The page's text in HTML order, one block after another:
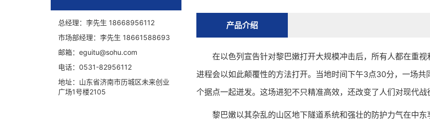
总经理：李先生 18668956112
市场部经理：李先生 18661588693
邮箱： eguitu@sohu.com
电话： 0531-82956112
地址： 山东省济南市历城区未来创业
广场1号楼2105
产品介绍
在以色列宣告针对黎巴嫩打开大规模冲击后，所有人都在重视
进程会以如此颠覆性的方法打开。当地时间下午3点30分，一场
个据点一起迸发。这场进犯不只精准高效，还改变了人们对现代战
黎巴嫩以其杂乱的山区地下隧道系统和强壮的防护力气在中东